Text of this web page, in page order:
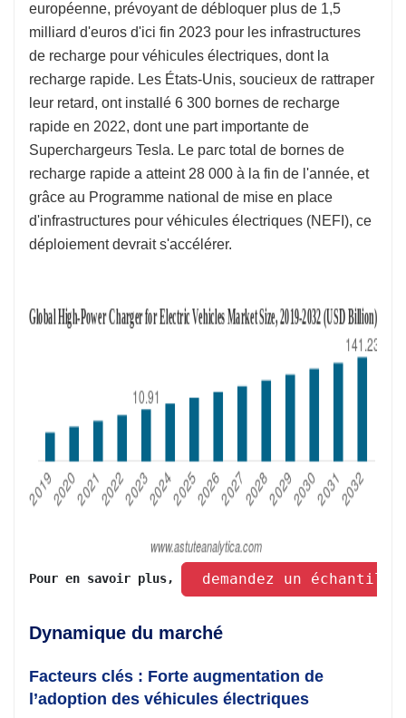
européenne, prévoyant de débloquer plus de 1,5
milliard d'euros d'ici fin 2023 pour les infrastructures
de recharge pour véhicules électriques, dont la
recharge rapide. Les États-Unis, soucieux de rattraper
leur retard, ont installé 6 300 bornes de recharge
rapide en 2022, dont une part importante de
Superchargeurs Tesla. Le parc total de bornes de
recharge rapide a atteint 28 000 à la fin de l'année, et
grâce au Programme national de mise en place
d'infrastructures pour véhicules électriques (NEFI), ce
déploiement devrait s'accélérer.
Pour en savoir plus, demandez un
Dynamique du marché
Facteurs clés : Forte augmentation de
l’adoption des véhicules électriques